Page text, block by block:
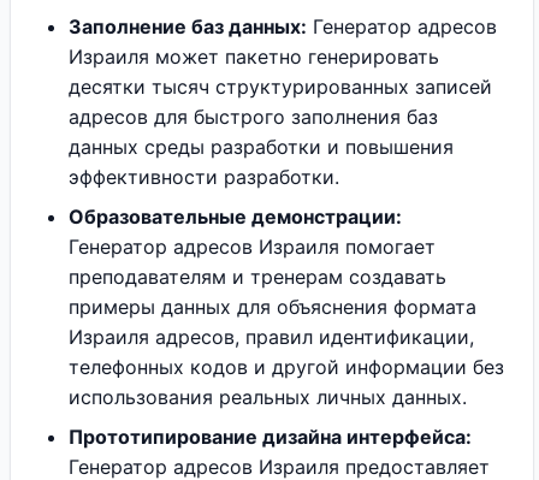
Заполнение баз данных: Генератор адресов
Израиля может пакетно генерировать
десятки тысяч структурированных записей
адресов для быстрого заполнения баз
данных среды разработки и повышения
эффективности разработки.
Образовательные демонстрации:
Генератор адресов Израиля помогает
преподавателям и тренерам создавать
примеры данных для объяснения формата
Израиля адресов, правил идентификации,
телефонных кодов и другой информации без
использования реальных личных данных.
Прототипирование дизайна интерфейса:
Генератор адресов Израиля предоставляет